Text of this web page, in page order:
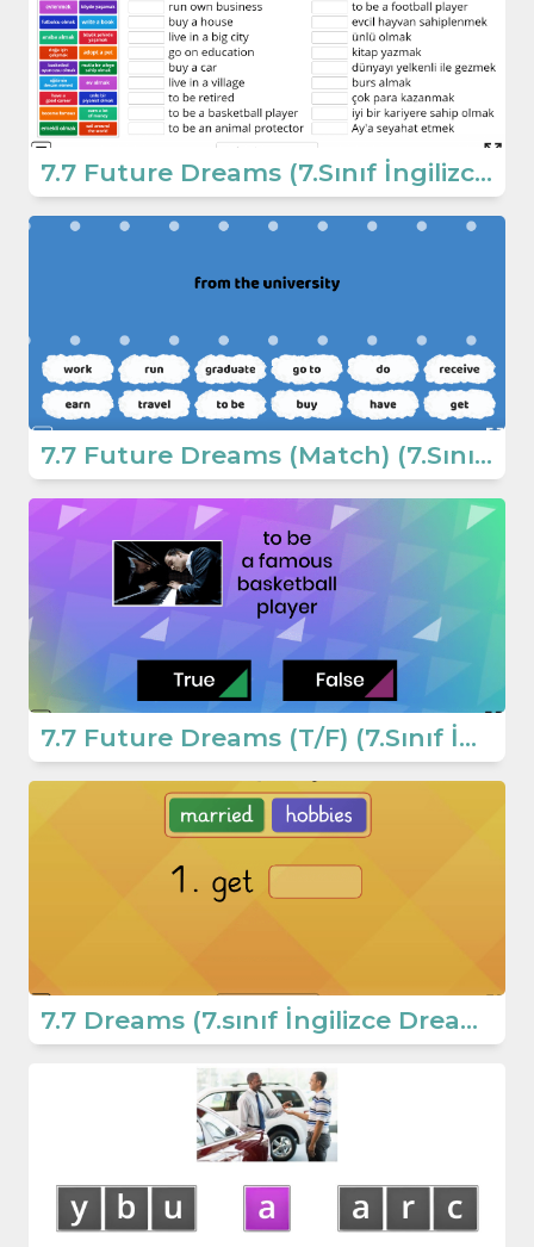
7.7 Future Dreams (7.Sınıf İngilizce Dreams)
7.7 Future Dreams (Match) (7.Sınıf İngilizce Dreams)
7.7 Future Dreams (T/F) (7.Sınıf İngilizce Dreams)
7.7 Dreams (7.sınıf İngilizce Dreams)